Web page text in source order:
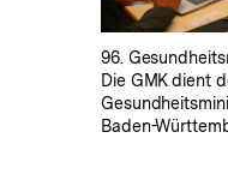
96.
Die GMK dient
Baden-